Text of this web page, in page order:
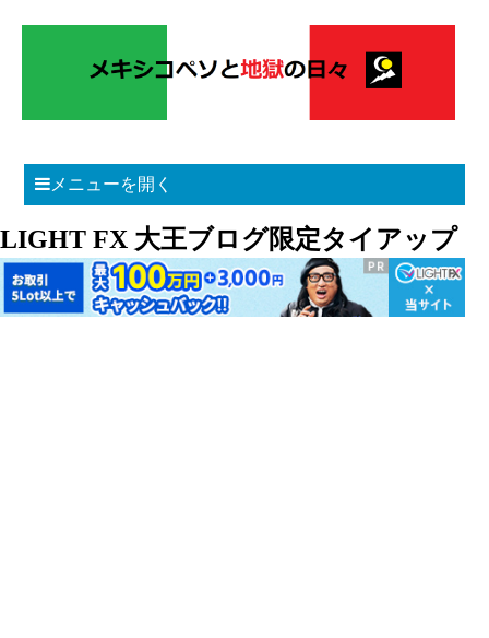
メニューを開く
LIGHT FX 大王ブログ限定タイアップ